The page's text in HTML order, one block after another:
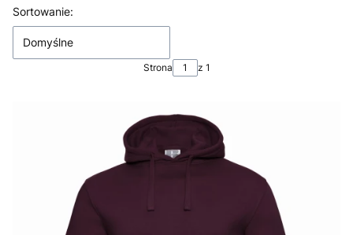
Lista produktów
Sortowanie:
Domyślne
Strona z 1